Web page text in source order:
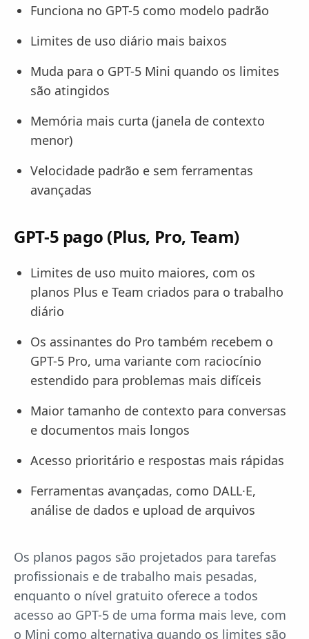
Funciona no GPT-5 como modelo padrão
Limites de uso diário mais baixos
Muda para o GPT-5 Mini quando os limites
são atingidos
Memória mais curta (janela de contexto
menor)
Velocidade padrão e sem ferramentas
avançadas
GPT-5 pago (Plus, Pro, Team)
Limites de uso muito maiores, com os
planos Plus e Team criados para o trabalho
diário
Os assinantes do Pro também recebem o
GPT-5 Pro, uma variante com raciocínio
estendido para problemas mais difíceis
Maior tamanho de contexto para conversas
e documentos mais longos
Acesso prioritário e respostas mais rápidas
Ferramentas avançadas, como DALL·E,
análise de dados e upload de arquivos
Os planos pagos são projetados para tarefas
profissionais e de trabalho mais pesadas,
enquanto o nível gratuito oferece a todos
acesso ao GPT-5 de uma forma mais leve, com
o Mini como alternativa quando os limites são